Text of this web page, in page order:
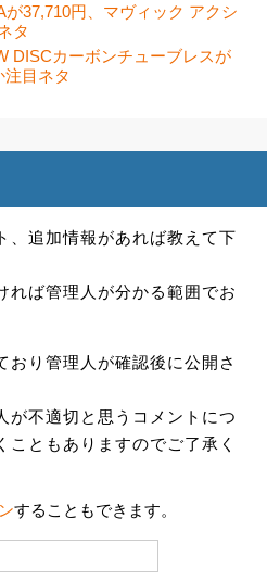
が37,710円、マヴィック アクシ
タ
DISCカーボンチューブレスが
注目ネタ
、追加情報があれば教えて下
れば管理人が分かる範囲でお
おり管理人が確認後に公開さ
が不適切と思うコメントにつ
こともありますのでご了承く
することもできます。